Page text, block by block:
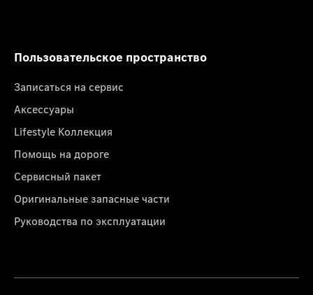
Пользовательское пространство
Записаться на сервис
Аксессуары
Lifestyle Коллекция
Помощь на дороге
Сервисный пакет
Оригинальные запасные части
Руководства по эксплуатации